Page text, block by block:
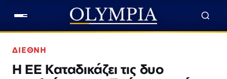
ΔΙΕΘΝΗ
Η ΕΕ Καταδικάζει τις δυο